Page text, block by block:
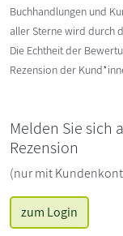
Buchhandlungen und
aller Sterne wird durch
Die Echtheit der
Rezension der
Melden Sie sich
Rezension
(nur mit
zum Login